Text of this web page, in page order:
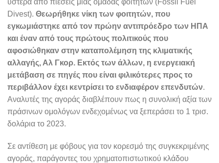
ύστερα από πιέσεις μιας ομάδας φοιτητών (Fossil Fuel
Divest). Θεωρήθηκε νίκη των φοιτητών, που
εγκωμιάστηκε από τον πρώην αντιπρόεδρο των ΗΠΑ
και έναν από τους πρώτους πολιτικούς που
αφοσιώθηκαν στην καταπολέμηση της κλιματικής
αλλαγής, Αλ Γκορ. Εκτός των άλλων, η ενεργειακή
μετάβαση σε πηγές που είναι φιλικότερες προς το
περιβάλλον έχει κεντρίσει το ενδιαφέρον επενδυτών.
Αναλυτές της αγοράς διαβλέπουν πως η συνολική αξία των
πράσινων ομολόγων ενδεχομένως να ξεπεράσει το 1 τρισ.
δολάρια το 2023.
Σε αντίθεση με φόβους για τον κορεσμό της συγκεκριμένης
αγοράς, παράγοντες του χρηματοπιστωτικού κλάδου